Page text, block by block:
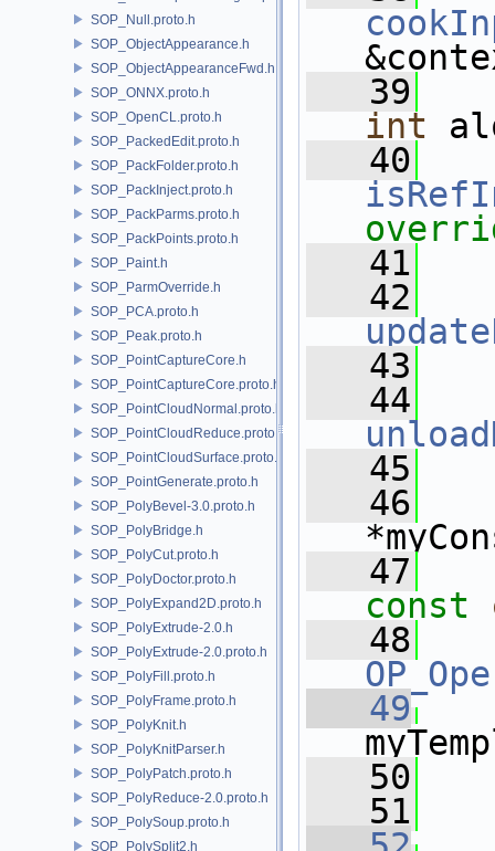
SOP_Null.proto.h
SOP_ObjectAppearance.h
SOP_ObjectAppearanceFwd.h
SOP_ONNX.proto.h
SOP_OpenCL.proto.h
SOP_PackedEdit.proto.h
SOP_PackFolder.proto.h
SOP_PackInject.proto.h
SOP_PackParms.proto.h
SOP_PackPoints.proto.h
SOP_Paint.h
SOP_ParmOverride.h
SOP_PCA.proto.h
SOP_Peak.proto.h
SOP_PointCaptureCore.h
SOP_PointCaptureCore.proto.h
SOP_PointCloudNormal.proto.h
SOP_PointCloudReduce.proto.h
SOP_PointCloudSurface.proto.h
SOP_PointGenerate.proto.h
SOP_PolyBevel-3.0.proto.h
SOP_PolyBridge.h
SOP_PolyCut.proto.h
SOP_PolyDoctor.proto.h
SOP_PolyExpand2D.proto.h
SOP_PolyExtrude-2.0.h
SOP_PolyExtrude-2.0.proto.h
SOP_PolyFill.proto.h
SOP_PolyFrame.proto.h
SOP_PolyKnit.h
SOP_PolyKnitParser.h
SOP_PolyPatch.proto.h
SOP_PolyReduce-2.0.proto.h
SOP_PolySoup.proto.h
SOP_PolySplit2.h
   39
int
   40
   41
   42
   43
   44
   45
   46
   47
const
   48
   49
   50
   51